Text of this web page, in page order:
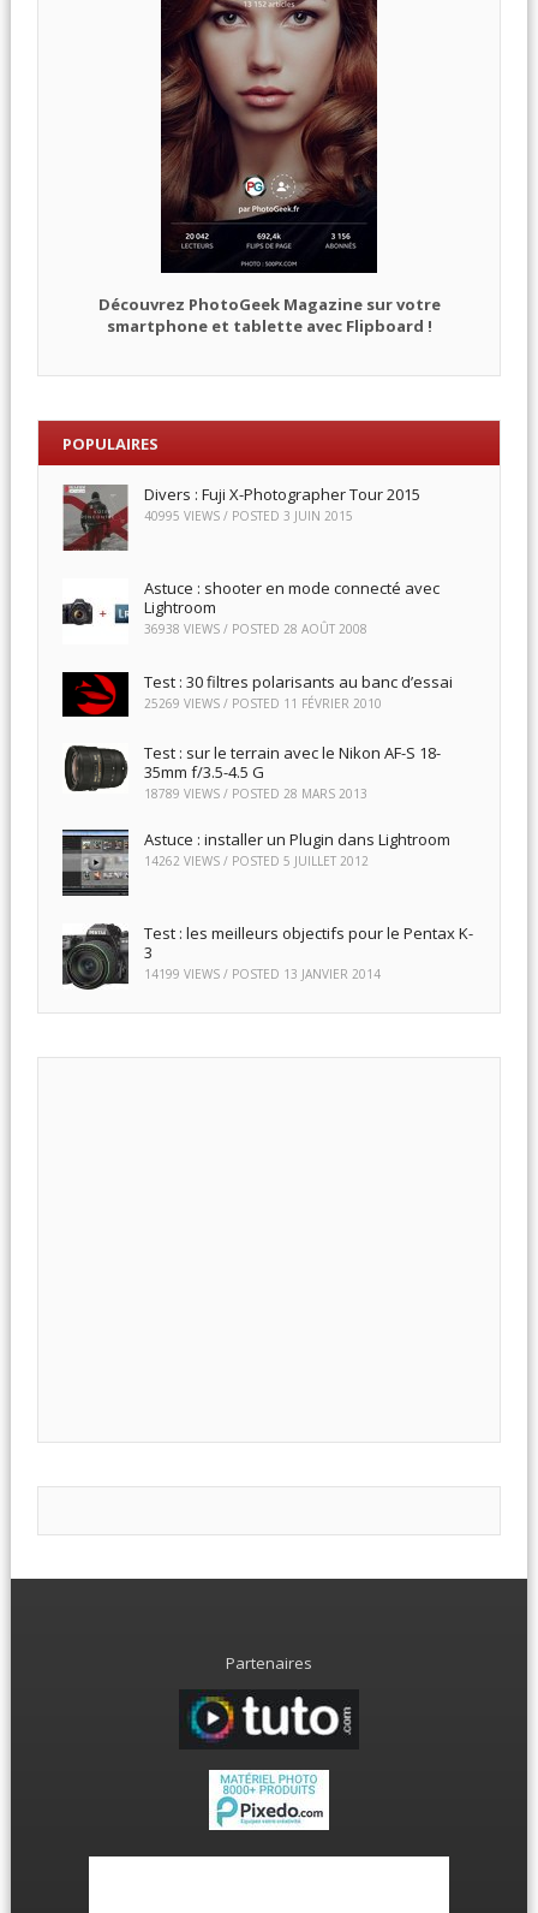
Découvrez PhotoGeek Magazine sur votre
smartphone et tablette avec Flipboard !
POPULAIRES
Divers : Fuji X-Photographer Tour 2015
40995 VIEWS / POSTED 3 JUIN 2015
Astuce : shooter en mode connecté avec
Lightroom
36938 VIEWS / POSTED 28 AOÛT 2008
Test : 30 filtres polarisants au banc d’essai
25269 VIEWS / POSTED 11 FÉVRIER 2010
Test : sur le terrain avec le Nikon AF-S 18-
35mm f/3.5-4.5 G
18789 VIEWS / POSTED 28 MARS 2013
Astuce : installer un Plugin dans Lightroom
14262 VIEWS / POSTED 5 JUILLET 2012
Test : les meilleurs objectifs pour le Pentax K-
3
14199 VIEWS / POSTED 13 JANVIER 2014
Partenaires